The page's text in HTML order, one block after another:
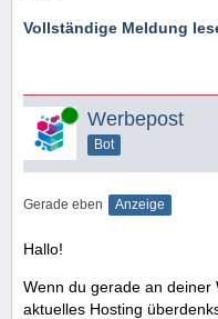
Vollständige Meldung
Online Werbepost
Bot
Gerade eben Anzeige
Hallo!
Wenn du gerade an deiner
aktuelles Hosting